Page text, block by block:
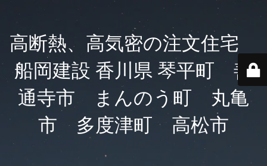
高断熱、高気密の注文住宅
船岡建設 香川県 琴平町 善
通寺市 まんのう町 丸亀
市 多度津町 高松市